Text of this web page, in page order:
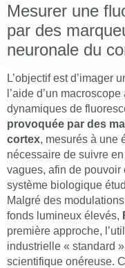
Mesurer une
par des
neuronale du
L’objectif est d’imager
l’aide d’un
dynamiques de
provoquée par des
cortex, mesurés à une
nécessaire de suivre en
vagues, afin de pouvoir
système biologique
Malgré des
fonds lumineux élevés,
première approche,
industrielle « standard
scientifique onéreuse.